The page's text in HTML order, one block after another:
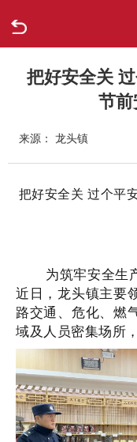
走进柳城
政府信息公开
网上办事
数据专题
把好安全关
节
来源： 龙头镇
把好安全关 过个平
为筑牢安全生产
近日，龙头镇主要
路交通、危化、燃
域及人员密集场所